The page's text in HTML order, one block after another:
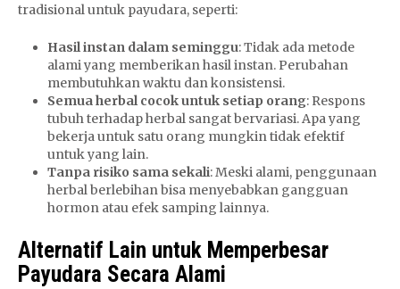
tradisional untuk payudara, seperti:
Hasil instan dalam seminggu: Tidak ada metode
alami yang memberikan hasil instan. Perubahan
membutuhkan waktu dan konsistensi.
Semua herbal cocok untuk setiap orang: Respons
tubuh terhadap herbal sangat bervariasi. Apa yang
bekerja untuk satu orang mungkin tidak efektif
untuk yang lain.
Tanpa risiko sama sekali: Meski alami, penggunaan
herbal berlebihan bisa menyebabkan gangguan
hormon atau efek samping lainnya.
Alternatif Lain untuk Memperbesar
Payudara Secara Alami